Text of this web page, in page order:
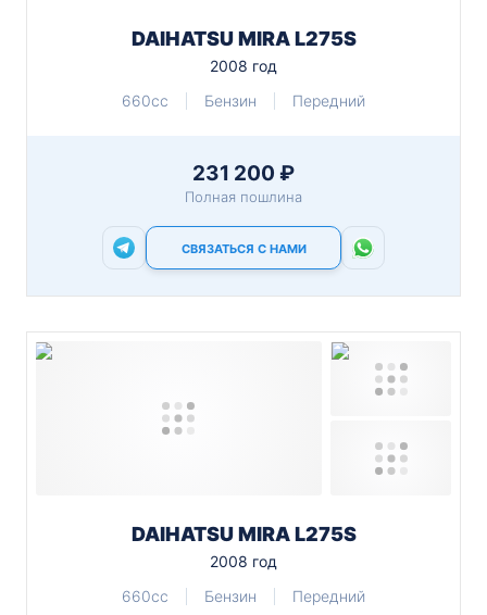
DAIHATSU MIRA L275S
2008 год
660cc
Бензин Передний
231 200 ₽
Полная пошлина
СВЯЗАТЬСЯ С НАМИ
DAIHATSU MIRA L275S
2008 год
660cc
Бензин Передний